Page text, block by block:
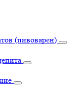
(пивоварен)